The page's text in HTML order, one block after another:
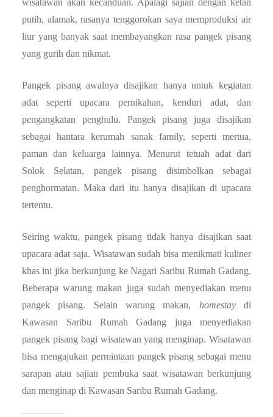
wisatawan akan kecanduan. Apalagi sajian dengan ketan
putih, alamak, rasanya tenggorokan saya memproduksi air
liur yang banyak saat membayangkan rasa pangek pisang
yang gurih dan nikmat.
Pangek pisang awalnya disajikan hanya untuk kegiatan
adat seperti upacara pernikahan, kenduri adat, dan
pengangkatan penghulu. Pangek pisang juga disajikan
sebagai hantara kerumah sanak family, seperti mertua,
paman dan keluarga lainnya. Menurut tetuah adat dari
Solok Selatan, pangek pisang disimbolkan sebagai
penghormatan. Maka dari itu hanya disajikan di upacara
tertentu.
Seiring waktu, pangek pisang tidak hanya disajikan saat
upacara adat saja. Wisatawan sudah bisa menikmati kuliner
khas ini jika berkunjung ke Nagari Saribu Rumah Gadang.
Beberapa warung makan juga sudah menyediakan menu
pangek pisang. Selain warung makan, homestaydi
Kawasan Saribu Rumah Gadang juga menyediakan
pangek pisang bagi wisatawan yang menginap. Wisatawan
bisa mengajukan permintaan pangek pisang sebagai menu
sarapan atau sajian pembuka saat wisatawan berkunjung
dan menginap di Kawasan Saribu Rumah Gadang.